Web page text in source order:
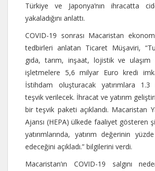
Türkiye ve Japonya’nın ihracatta
yakaladığını anlattı.
COVID-19 sonrası Macaristan
tedbirleri anlatan Ticaret Müşaviri,
gıda, tarım, inşaat, lojistik ve ulaşım
işletmelere 5,6 milyar Euro kredi
İstihdam oluşturacak yatırımlara
teşvik verilecek. İhracat ve yatırım
bir teşvik paketi açıklandı. Macaristan
Ajansı (HEPA) ülkede faaliyet gösteren
yatırımlarında, yatırım değerinin
edeceğini açıkladı.” bilgilerini verdi.
Macaristan’ın COVID-19 salgını